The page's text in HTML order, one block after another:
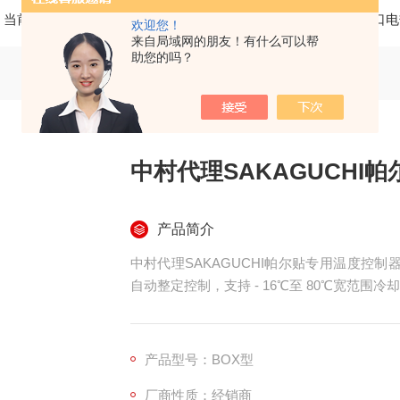
欢迎您！
来自局域网的朋友！有什么可以帮
助您的吗？
当前位置： 产品中心 SAKAGUCHI坂口
中村代理SAKAGUCHI帕
产品简介
中村代理SAKAGUCHI帕尔贴专用温度控制
自动整定控制，支持 - 16℃至 80℃宽范围冷
产品型号：BOX型
厂商性质：经销商